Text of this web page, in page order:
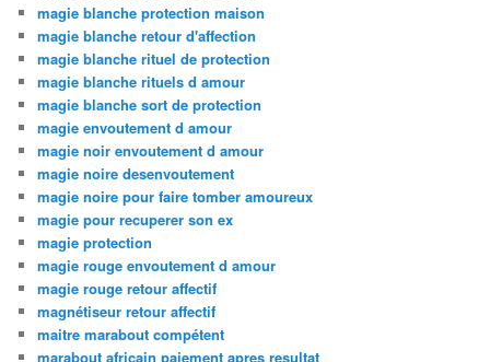
magie blanche protection maison
magie blanche retour d'affection
magie blanche rituel de protection
magie blanche rituels d amour
magie blanche sort de protection
magie envoutement d amour
magie noir envoutement d amour
magie noire desenvoutement
magie noire pour faire tomber amoureux
magie pour recuperer son ex
magie protection
magie rouge envoutement d amour
magie rouge retour affectif
magnétiseur retour affectif
maitre marabout compétent
marabout africain paiement apres resultat